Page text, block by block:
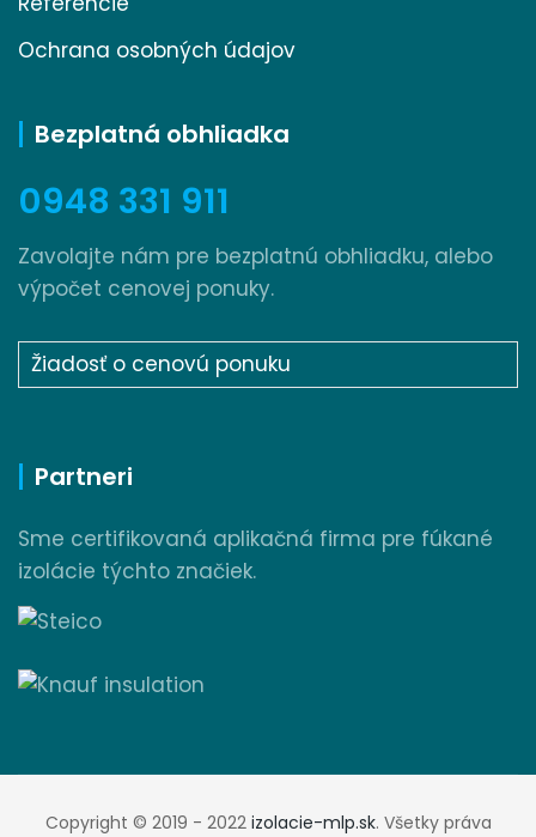
Ochrana osobných údajov
Bezplatná obhliadka
0948 331 911
Zavolajte nám pre bezplatnú obhliadku, alebo
výpočet cenovej ponuky.
Žiadosť o cenovú ponuku
Partneri
Sme certifikovaná aplikačná firma pre fúkané
izolácie týchto značiek.
Copyright © 2019 - 2022 izolacie-mlp.sk. Všetky práva